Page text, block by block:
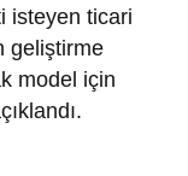
isteyen ticari
geliştirme
model için